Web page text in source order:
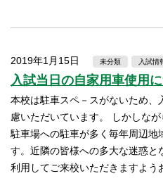
2019年1月15日 未分類 入試情
入試当日の自家用車使用
本校は駐車スペ－スがないため、
慮いただいています。 しかしな
駐車場への駐車が多く毎年周辺地
す。近隣の皆様への多大な迷惑と
利用してご来校いただきますよう